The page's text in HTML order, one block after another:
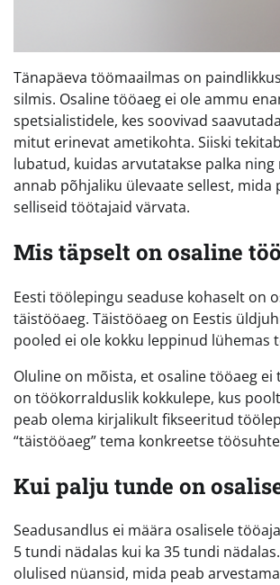
Tänapäeva töömaailmas on
silmis. Osaline tööaeg ei ole ammu
spetsialistidele, kes soovivad
mitut erinevat ametikohta. Siiski
lubatud, kuidas arvutatakse palka
annab põhjaliku ülevaate sellest,
selliseid töötajaid värvata.
Mis täpselt on osaline
Eesti töölepingu seaduse kohaselt on
täistööaeg. Täistööaeg on Eestis
pooled ei ole kokku leppinud lühemas
Oluline on mõista, et osaline tööaeg
on töökorralduslik kokkulepe, kus
peab olema kirjalikult fikseeritud
“täistööaeg” tema konkreetse
Kui palju tunde on
Seadusandlus ei määra osalisele
5 tundi nädalas kui ka 35 tundi
olulised nüansid, mida peab